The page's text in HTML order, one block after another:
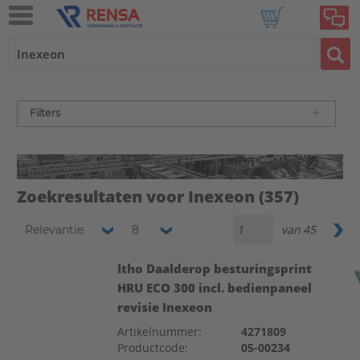
Filters
Zoekresultaten voor Inexeon (357)
Relevantie 8 van 45
Itho Daalderop besturingsprint
HRU ECO 300 incl. bedienpaneel
revisie Inexeon
Artikelnummer:
4271809
Productcode:
05-00234